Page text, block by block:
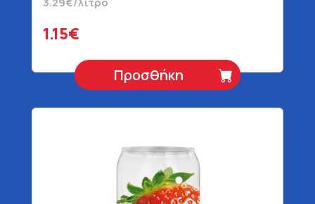
1.15€
Προσθήκη